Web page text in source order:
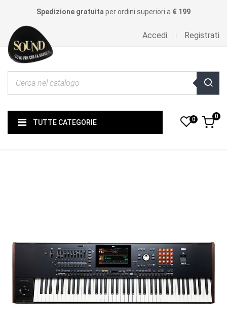
Spedizione gratuita per ordini superiori a € 199
Accedi Registrati
TUTTE CATEGORIE 0 0